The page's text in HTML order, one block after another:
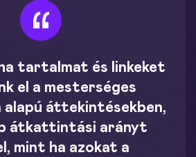
tartalmat és linkeket
el a mesterséges
alapú áttekintésekben,
átkattintási arányt
mint ha azokat a